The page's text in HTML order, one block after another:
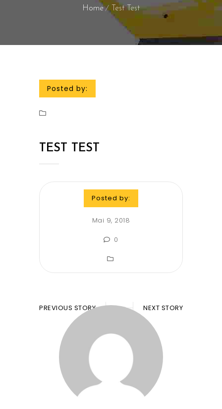
Home Test Test
Posted by:
TEST TEST
Posted by:
Mai 9, 2018
0
PREVIOUS STORY NEXT STORY